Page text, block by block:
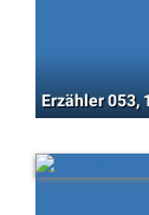
Erzähler 053,